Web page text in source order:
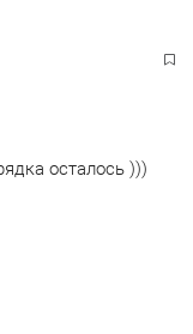
осталось )))